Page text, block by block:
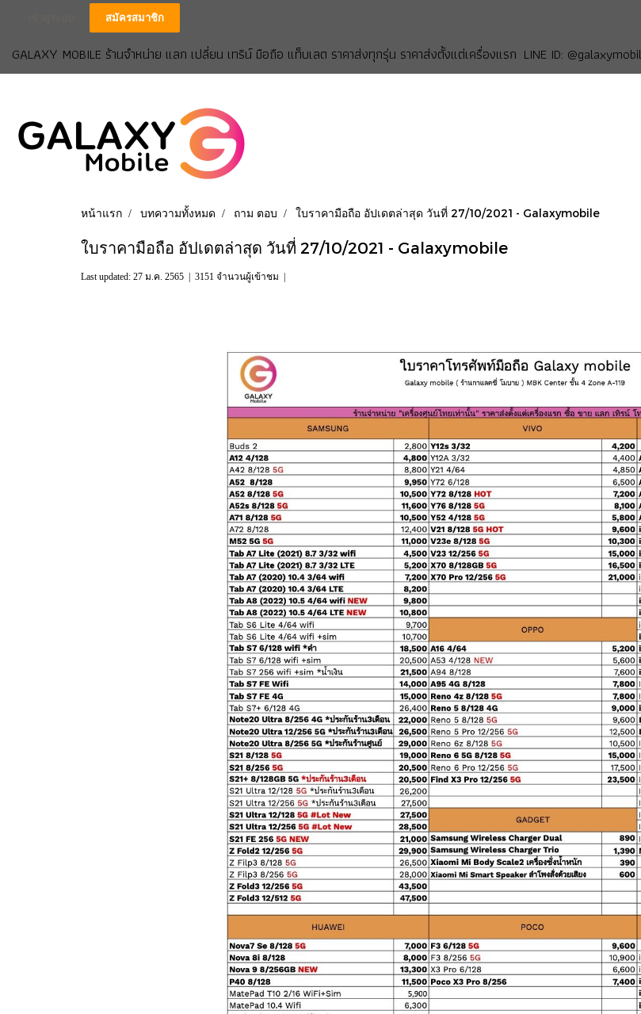
สมัครสมาชิก
GALAXY MOBILE ร้านจำหน่าย แลก เปลี่ยน เทริน์ มือถือ แท็บเลต ราคาส่งทุกรุ่น ราคาส่งตั้งแต่เครื่องแรก LINE ID:
หน้าแรก บทความทั้งหมด ถาม ตอบ ใบราคามือถือ อัปเดตล่าสุด วันที่ 27/10/2021 - Galaxymobile
ใบราคามือถือ อัปเดตล่าสุด วันที่ 27/10/2021 - Galaxymobile
Last updated: 27 ม.ค. 2565 3151 จำนวนผู้เข้าชม